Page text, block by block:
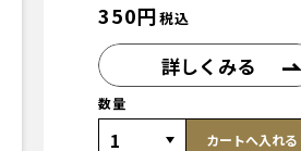
350円税込
詳しくみる
数量
カートへ入れる